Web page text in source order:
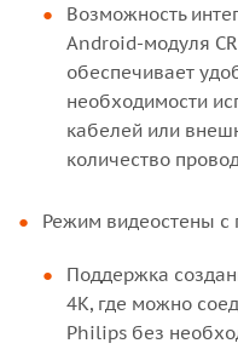
Возможность
Android-модуля
обеспечивает
необходимости
кабелей или
количество
Режим видеостены с
Поддержка
4K, где можно
Philips без